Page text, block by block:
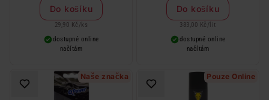
Do košíku
29,90 Kč / ks
dostupné online
načítám
Do košíku
383,00 Kč / lit
dostupné online
načítám
Naše značka Pouze Online